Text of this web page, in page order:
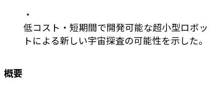
・
低コスト・短期間で開発可能な超小型ロボッ
トによる新しい宇宙探査の可能性を示した。
概要